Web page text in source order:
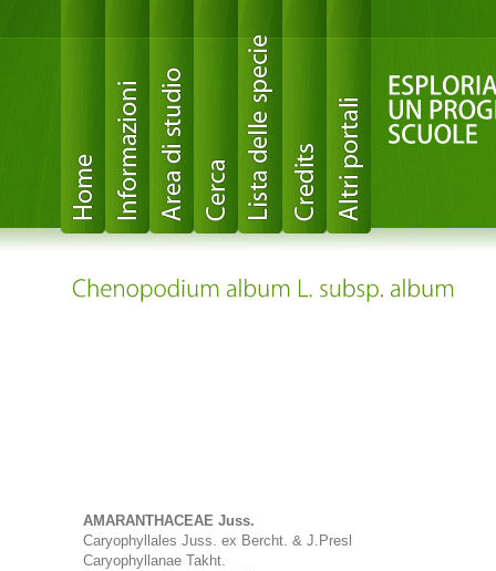
AMARANTHACEAE Juss.
Caryophyllales Juss. ex Bercht. & J.Presl
Caryophyllanae Takht.